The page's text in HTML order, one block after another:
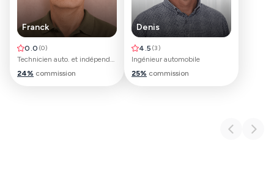
Franck
0.0 (0)
Technicien auto. et indépendant debosselage sans peinture
24% commission
Denis
4.5 (3)
Ingénieur automobile
25% commission